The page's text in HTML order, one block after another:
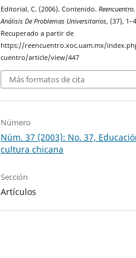
Editorial, C. (2006). Contenido.Reencuentro.
Análisis De Problemas Universitarios, (37),
Recuperado a partir de
https://reencuentro.xoc.uam.mx/
cuentro/article/view/447
Más formatos de cita
Número
Núm. 37 (2003): No. 37,
cultura chicana
Sección
Artículos